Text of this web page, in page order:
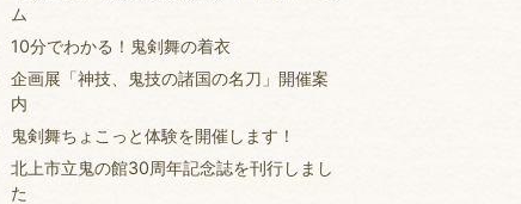
ム
10分でわかる！鬼剣舞の着衣
企画展「神技、鬼技の諸国の名刀」開催案
内
鬼剣舞ちょこっと体験を開催します！
北上市立鬼の館30周年記念誌を刊行しまし
た